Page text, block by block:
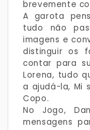
brevemente
A garota
tudo não
imagens e
distinguir os
contar para
Lorena, tudo
a ajudá-la, Mi
Copo.
No Jogo,
mensagens